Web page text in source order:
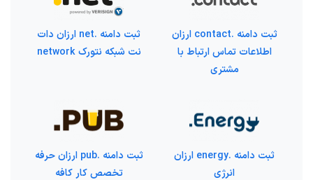
ثبت دامنه .contact ارزان
اطلاعات تماس ارتباط با
مشتری
ثبت دامنه .net ارزان دات
نت شبکه نتورک network
ثبت دامنه .energy ارزان
انرژی
ثبت دامنه .pub ارزان حرفه
تخصص کار کافه